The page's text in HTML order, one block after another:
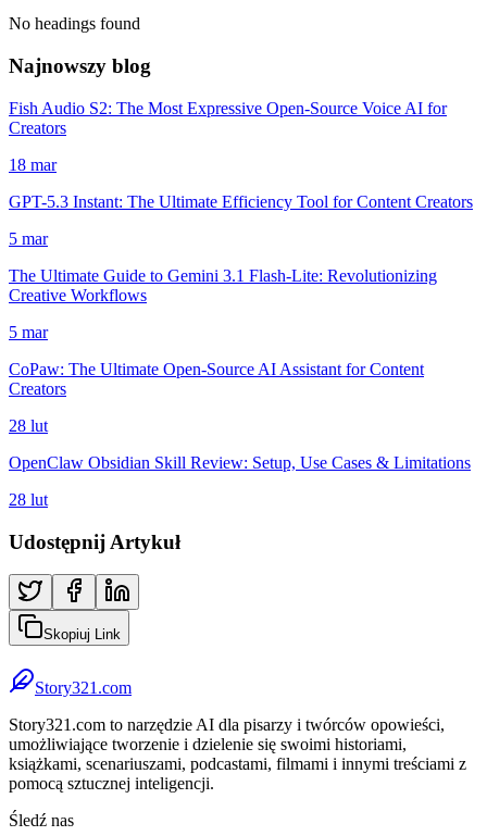
No headings found
Najnowszy blog
Fish Audio S2: The Most Expressive Open-Source Voice AI for
Creators
18 mar
GPT-5.3 Instant: The Ultimate Efficiency Tool for Content Creators
5 mar
The Ultimate Guide to Gemini 3.1 Flash-Lite: Revolutionizing
Creative Workflows
5 mar
CoPaw: The Ultimate Open-Source AI Assistant for Content
Creators
28 lut
OpenClaw Obsidian Skill Review: Setup, Use Cases & Limitations
28 lut
Udostępnij Artykuł
Skopiuj Link
Story321.com
Story321.com to narzędzie AI dla pisarzy i twórców opowieści,
umożliwiające tworzenie i dzielenie się swoimi historiami,
książkami, scenariuszami, podcastami, filmami i innymi treściami z
pomocą sztucznej inteligencji.
Śledź nas